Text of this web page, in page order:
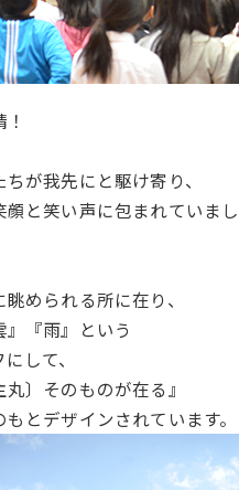
が我先にと駆け寄り、
と笑い声に包まれていま
められる所に在り、
』『雨』という
して、
丸〕そのものが在る』
とデザインされています。